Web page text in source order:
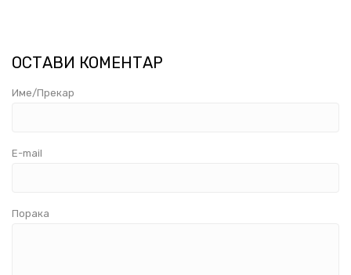
ОСТАВИ КОМЕНТАР
Име/Прекар
E-mail
Порака